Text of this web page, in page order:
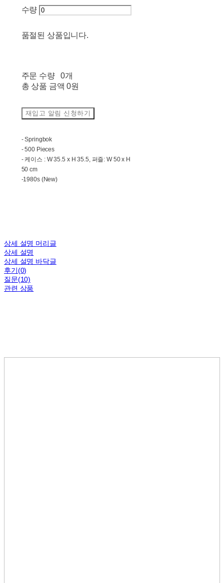
수량
품절된 상품입니다.
주문 수량
0개
총 상품 금액 0원
재입고 알림 신청하기
- Springbok
- 500 Pieces
- 케이스 : W 35.5 x H 35.5, 퍼즐: W 50 x H
50 cm
-1980s (New)
상세 설명 머리글
상세 설명
상세 설명 바닥글
후기(0)
질문(10)
관련 상품